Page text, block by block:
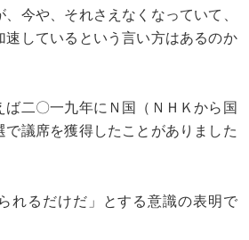
今や、それさえなくなっていて、
速しているという言い方はあるのか
二〇一九年にＮ国（ＮＨＫから国
で議席を獲得したことがありました
れるだけだ」とする意識の表明で